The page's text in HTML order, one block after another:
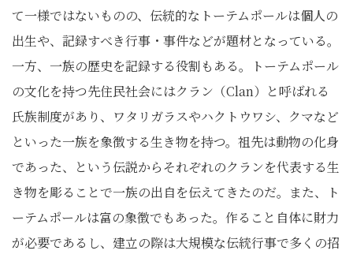
て一様ではないものの、伝統的なトーテムポールは個人の
出生や、記録すべき行事・事件などが題材となっている。
一方、一族の歴史を記録する役割もある。トーテムポール
の文化を持つ先住民社会にはクラン（Clan）と呼ばれる
氏族制度があり、ワタリガラスやハクトウワシ、クマなど
といった一族を象徴する生き物を持つ。祖先は動物の化身
であった、という伝説からそれぞれのクランを代表する生
き物を彫ることで一族の出自を伝えてきたのだ。また、ト
ーテムポールは富の象徴でもあった。作ること自体に財力
が必要であるし、建立の際は大規模な伝統行事で多くの招